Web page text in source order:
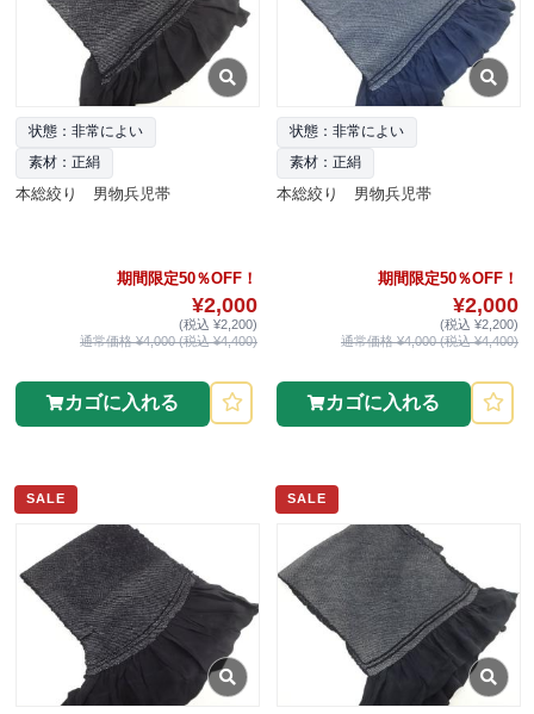
状態：非常によい
素材：正絹
本総絞り 男物兵児帯
期間限定50％OFF！
¥2,000
(税込 ¥2,200)
通常価格 ¥4,000 (税込 ¥4,400)
カゴに入れる
状態：非常によい
素材：正絹
本総絞り 男物兵児帯
期間限定50％OFF！
¥2,000
(税込 ¥2,200)
通常価格 ¥4,000 (税込 ¥4,400)
カゴに入れる
SALE SALE